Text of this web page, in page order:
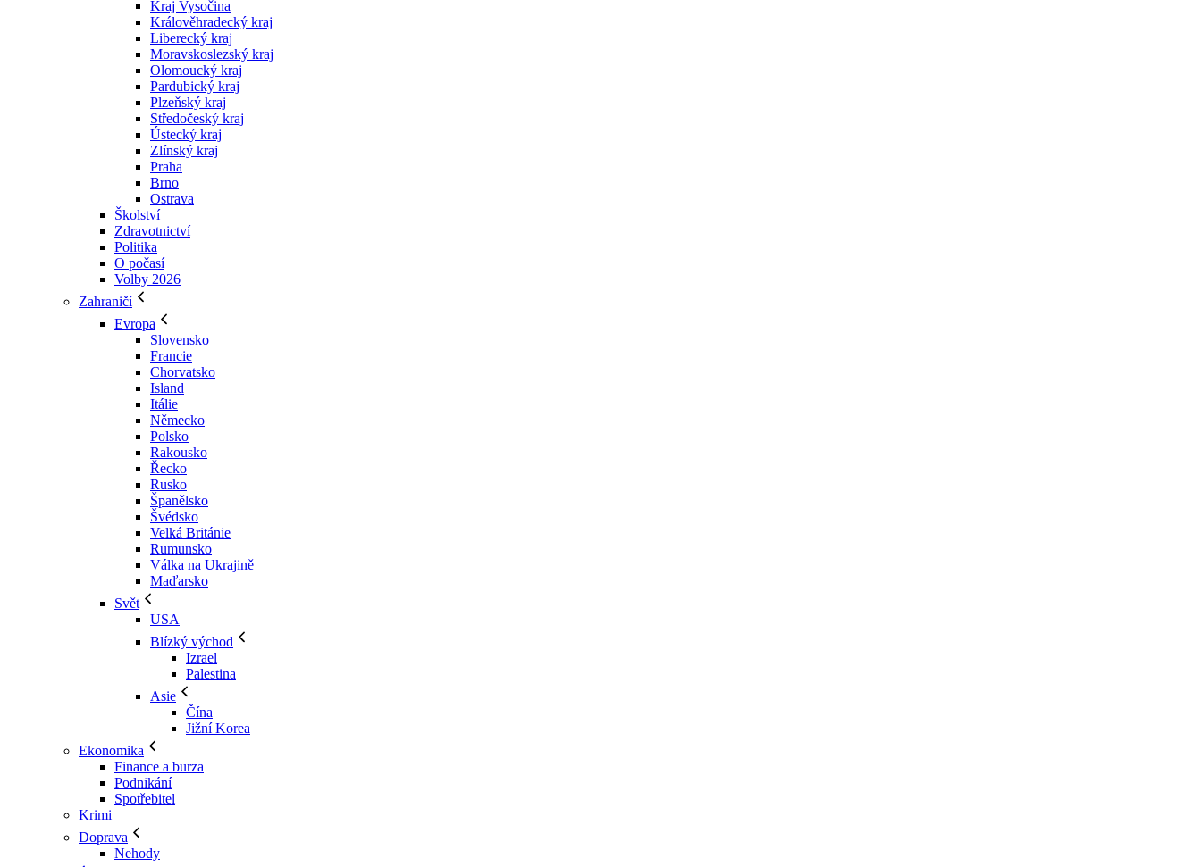
Kraj Vysočina
Králověhradecký kraj
Liberecký kraj
Moravskoslezský kraj
Olomoucký kraj
Pardubický kraj
Plzeňský kraj
Středočeský kraj
Ústecký kraj
Zlínský kraj
Praha
Brno
Ostrava
Školství
Zdravotnictví
Politika
O počasí
Volby 2026
Zahraničí
Evropa
Slovensko
Francie
Chorvatsko
Island
Itálie
Německo
Polsko
Rakousko
Řecko
Rusko
Španělsko
Švédsko
Velká Británie
Rumunsko
Válka na Ukrajině
Maďarsko
Svět
USA
Blízký východ
Izrael
Palestina
Asie
Čína
Jižní Korea
Ekonomika
Finance a burza
Podnikání
Spotřebitel
Krimi
Doprava
Nehody